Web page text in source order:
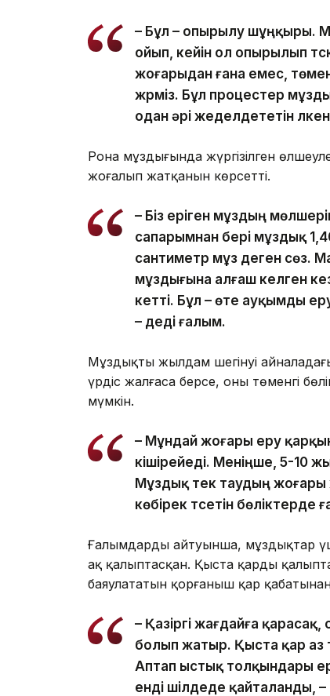
– Бұл – опырылу шұңқыры.
ойып, кейін ол опырылып
жоғарыдан ғана емес,
жүрміз. Бұл процестер
одан әрі жеделдететін
Рона мұздығында жүргізілген
жоғалып жатқанын көрсетті.
– Біз еріген мұздың
сапарымнан бері мұздық
сантиметр мұз деген сөз.
мұздығына алғаш келген
кетті. Бұл – өте ауқымды
– деді ғалым.
Мұздықтың жылдам шегінуі
үрдіс жалғаса берсе, оның төменгі
мүмкін.
– Мұндай жоғары еру
кішірейеді. Меніңше, 5-10
Мұздық тек таудың жоғары
көбірек түсетін
Ғалымдардың айтуынша, мұздықтар
ақ қалыптасқан. Қыста қардың
баяулататын қорғаныш қар
– Қазіргі жағдайға
болып жатыр. Қыста қар аз
Аптап ыстық толқындары
енді шілдеде қайталанды, –